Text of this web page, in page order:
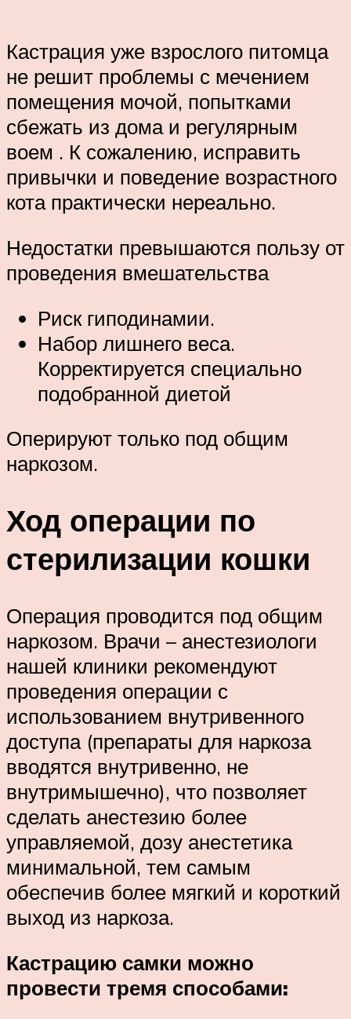
Кастрация уже взрослого питомца
не решит проблемы с мечением
помещения мочой, попытками
сбежать из дома и регулярным
воем . К сожалению, исправить
привычки и поведение возрастного
кота практически нереально.
Недостатки превышаются пользу от
проведения вмешательства
Риск гиподинамии.
Набор лишнего веса.
Корректируется специально
подобранной диетой
Оперируют только под общим
наркозом.
Ход операции по
стерилизации кошки
Операция проводится под общим
наркозом. Врачи – анестезиологи
нашей клиники рекомендуют
проведения операции с
использованием внутривенного
доступа (препараты для наркоза
вводятся внутривенно, не
внутримышечно), что позволяет
сделать анестезию более
управляемой, дозу анестетика
минимальной, тем самым
обеспечив более мягкий и короткий
выход из наркоза.
Кастрацию самки можно
провести тремя способами: